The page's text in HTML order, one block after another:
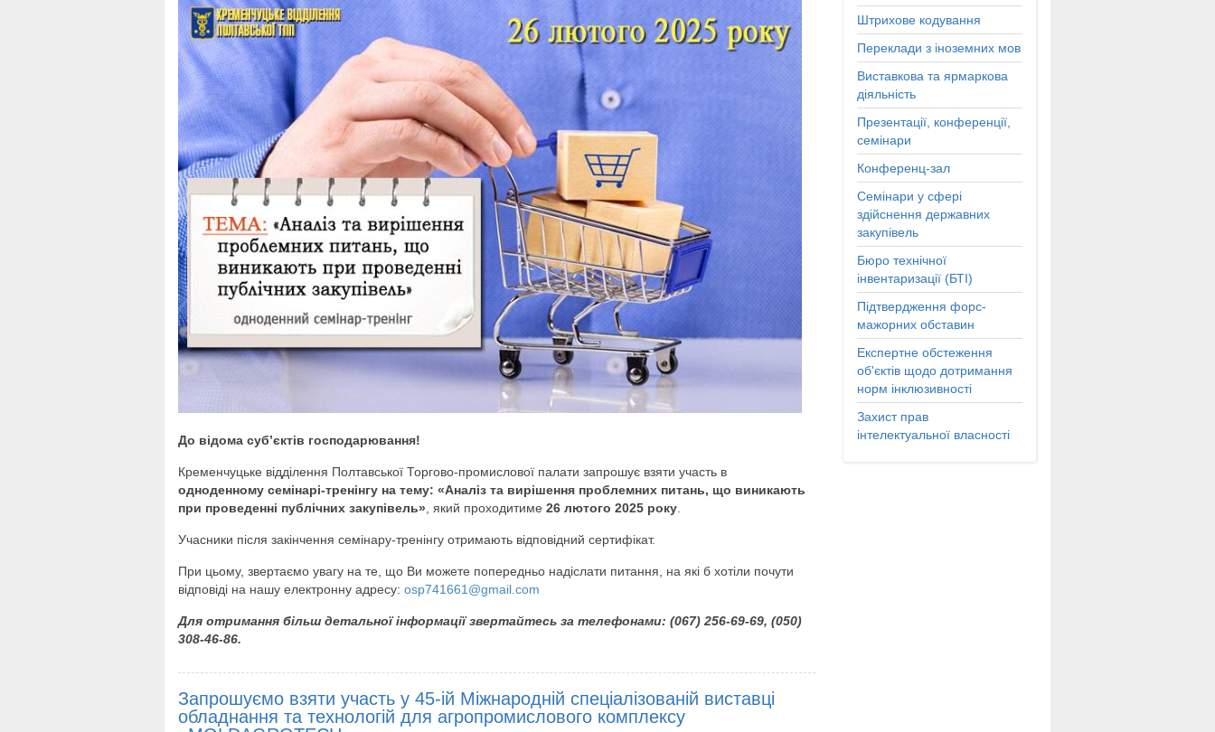
До відома суб’єктів господарювання!
Кременчуцьке відділення Полтавської Торгово-промислової палати запрошує взяти участь в
одноденному семінарі-тренінгу на тему: «Аналіз та вирішення проблемних питань, що виникають
при проведенні публічних закупівель» , який проходитиме 26 лютого 2025 року
Учасники після закінчення семінару-тренінгу отримають відповідний сертифікат.
При цьому, звертаємо увагу на те, що Ви можете попередньо надіслати питання, на які б хотіли почути
відповіді на нашу електронну адресу: osp741661@gmail.com
Для отримання більш детальної інформації звертайтесь за телефонами: (067) 256-69-69, (050)
308-46-86.
Запрошуємо взяти участь у 45-ій Міжнародній спеціалізованій виставці
обладнання та технологій для агропромислового комплексу
Штрихове кодування
Переклади з іноземних мов
Виставкова та ярмаркова
діяльність
Презентації, конференції,
семінари
Конференц-зал
Семінари у сфері
здійснення державних
закупівель
Бюро технічної
інвентаризації (БТІ)
Підтвердження форс-
мажорних обставин
Експертне обстеження
об'єктів щодо дотримання
норм інклюзивності
Захист прав
інтелектуальної власності